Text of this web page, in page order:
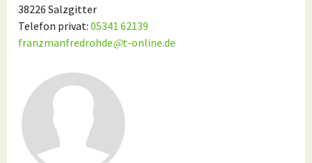
38226 Salzgitter
Telefon privat: 05341 62139
franzmanfredrohde@t-online.de